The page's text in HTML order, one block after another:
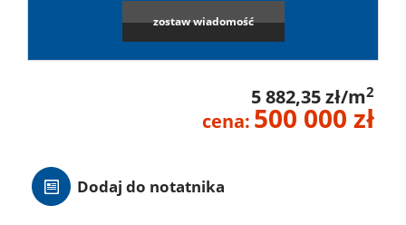
Hale
zostaw wiadomość
5 882,35 zł/m2
cena: 500 000 zł
Dodaj do notatnika